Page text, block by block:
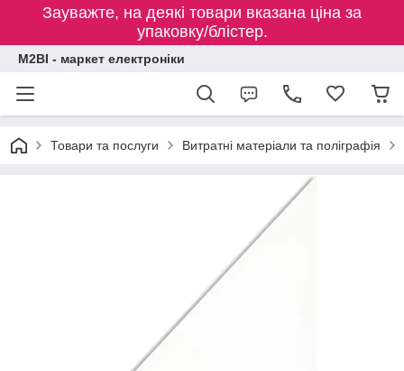
Зауважте, на деякі товари вказана ціна за
упаковку/блістер.
M2BI - маркет електроніки
Товари та послуги Витратні матеріали та поліграфія